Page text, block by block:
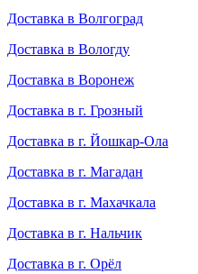
Доставка в Волгоград
Доставка в Вологду
Доставка в Воронеж
Доставка в г. Грозный
Доставка в г. Йошкар-Ола
Доставка в г. Магадан
Доставка в г. Махачкала
Доставка в г. Нальчик
Доставка в г. Орёл